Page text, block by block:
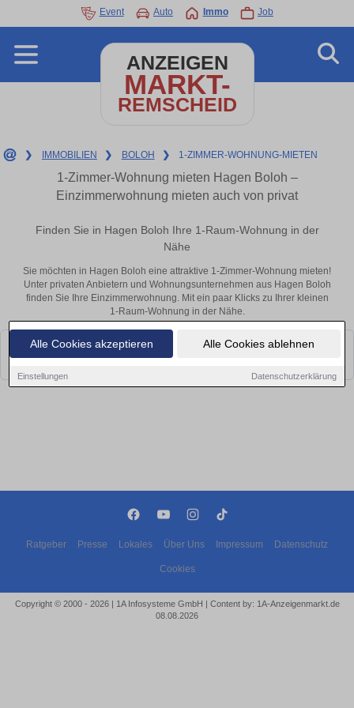
Alle Cookies akzeptieren Alle Cookies ablehnen
Einstellungen Datenschutzerklärung
Event Auto Immo Job
ANZEIGEN
MARKT-
REMSCHEID
❯ IMMOBILIEN ❯ BOLOH ❯ 1-ZIMMER-WOHNUNG-MIETEN
1-Zimmer-Wohnung mieten Hagen Boloh –
Einzimmerwohnung mieten auch von privat
Finden Sie in Hagen Boloh Ihre 1-Raum-Wohnung in der
Nähe
Sie möchten in Hagen Boloh eine attraktive 1-Zimmer-Wohnung mieten!
Unter privaten Anbietern und Wohnungsunternehmen aus Hagen Boloh
finden Sie Ihre Einzimmerwohnung. Mit ein paar Klicks zu Ihrer kleinen
1-Raum-Wohnung in der Nähe.
Leider konnten wir derzeit keine passenden Objekte finden. Schauen Sie
bald wieder vorbei!
Ratgeber Presse Lokales Über Uns Impressum Datenschutz
Cookies
Copyright © 2000 - 2026 | 1A Infosysteme GmbH | Content by: 1A-Anzeigenmarkt.de
08.08.2026